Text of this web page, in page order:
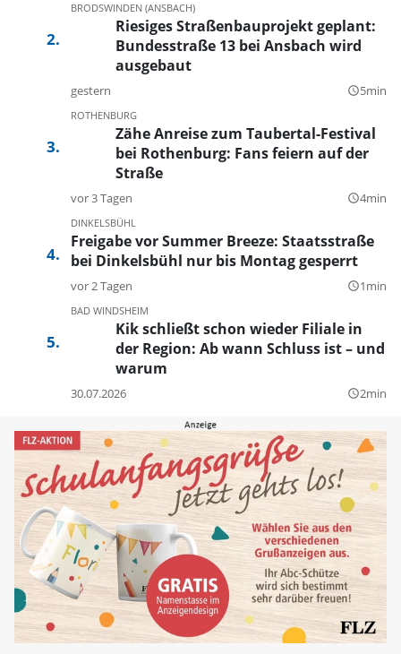
BRODSWINDEN (ANSBACH)
Riesiges Straßenbauprojekt geplant:
Bundesstraße 13 bei Ansbach wird
ausgebaut
gestern query_builder5min
ROTHENBURG
Zähe Anreise zum Taubertal-Festival
bei Rothenburg: Fans feiern auf der
Straße
vor 3 Tagen query_builder4min
DINKELSBÜHL
Freigabe vor Summer Breeze: Staatsstraße
bei Dinkelsbühl nur bis Montag gesperrt
vor 2 Tagen query_builder1min
BAD WINDSHEIM
Kik schließt schon wieder Filiale in
der Region: Ab wann Schluss ist – und
warum
30.07.2026 query_builder2min